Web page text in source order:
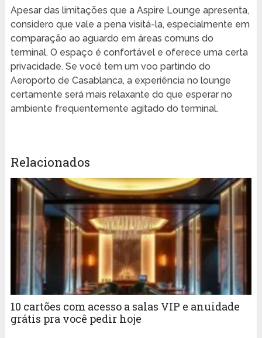
Apesar das limitações que a Aspire Lounge apresenta,
considero que vale a pena visitá-la, especialmente em
comparação ao aguardo em áreas comuns do
terminal. O espaço é confortável e oferece uma certa
privacidade. Se você tem um voo partindo do
Aeroporto de Casablanca, a experiência no lounge
certamente será mais relaxante do que esperar no
ambiente frequentemente agitado do terminal.
Relacionados
10 cartões com acesso a salas VIP e anuidade
grátis pra você pedir hoje